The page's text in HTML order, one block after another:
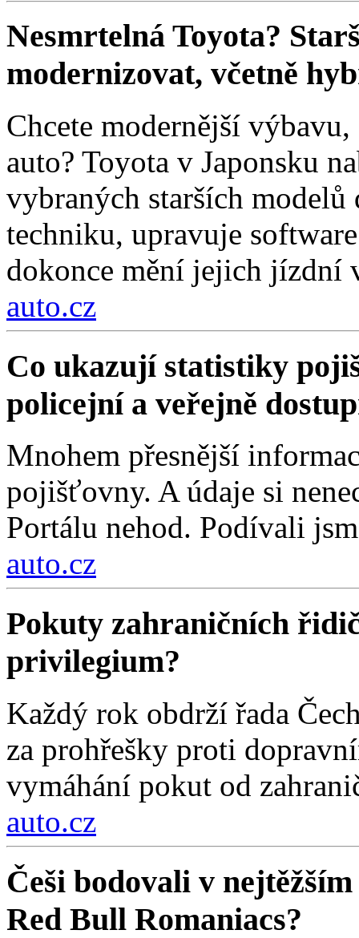
Nesmrtelná Toyota?
modernizovat, včetně
Chcete modernější
auto? Toyota v Japonsku
vybraných starších
techniku, upravuje
dokonce mění jejich jízdní
auto.cz
Co ukazují statistiky
policejní a veřejně
Mnohem přesnější
pojišťovny. A údaje si
Portálu nehod. Podívali
auto.cz
Pokuty zahraničních
privilegium?
Každý rok obdrží řada
za prohřešky proti
vymáhání pokut od
auto.cz
Češi bodovali v
Red Bull Romaniacs?